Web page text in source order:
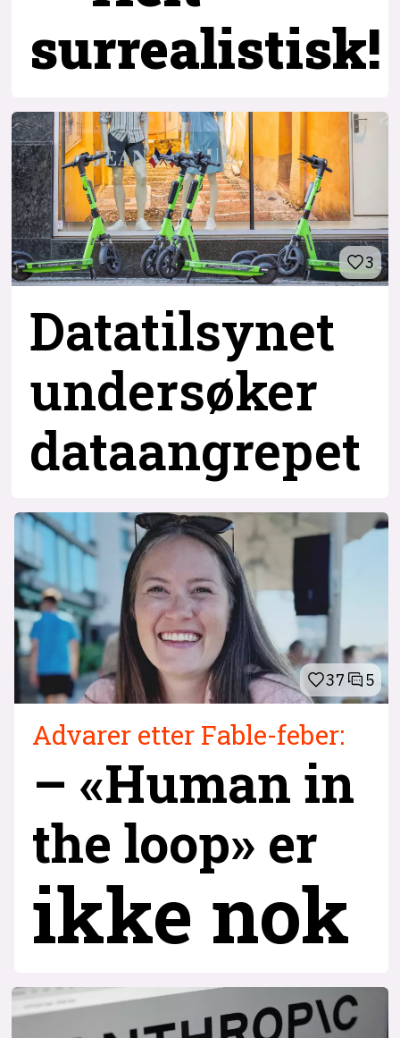
surrealistisk!
3
Datatilsynet
undersøker
dataangrepet
37 5
Advarer etter Fable-feber:
– «Human in
the loop» er
ikke nok